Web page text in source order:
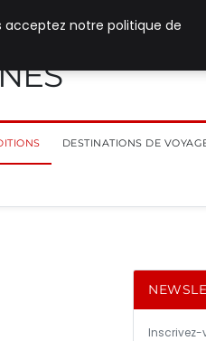
DESTINATIONS DE
Inscrivez-
acceptez notre politique de